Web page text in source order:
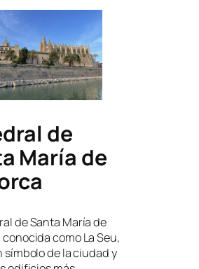
de
María de
de Santa María de
como La Seu,
símbolo de la ciudad y